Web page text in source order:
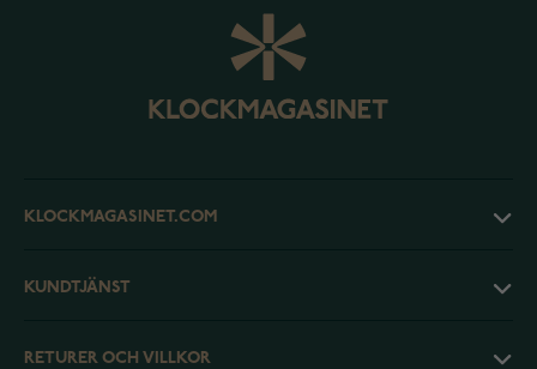
KLOCKMAGASINET.COM
KUNDTJÄNST
RETURER OCH VILLKOR